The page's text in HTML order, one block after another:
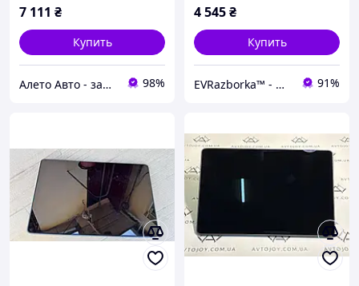
7 111 ₴
Купить
Алето Авто - запчасти на авто из США 98%
4 545₴
Купить
EVRazborka™ - Новые и Б/У запчасти на электромобили 91%